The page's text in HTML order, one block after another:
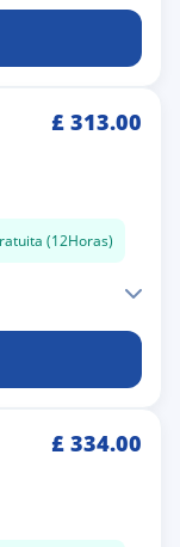
£ 313.00
(12Horas)
£ 334.00